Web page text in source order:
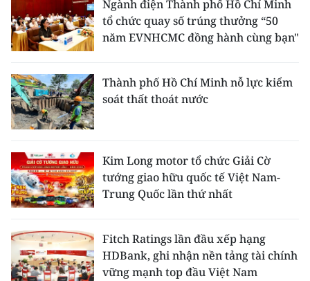
Ngành điện Thành phố Hồ Chí Minh
tổ chức quay số trúng thưởng “50
năm EVNHCMC đồng hành cùng bạn"
Thành phố Hồ Chí Minh nỗ lực kiểm
soát thất thoát nước
Kim Long motor tổ chức Giải Cờ
tướng giao hữu quốc tế Việt Nam-
Trung Quốc lần thứ nhất
Fitch Ratings lần đầu xếp hạng
HDBank, ghi nhận nền tảng tài chính
vững mạnh top đầu Việt Nam